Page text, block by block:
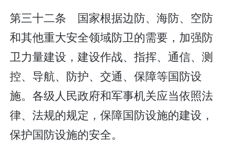
第三十二条 国家根据边防、海防、空防
和其他重大安全领域防卫的需要，加强防
卫力量建设，建设作战、指挥、通信、测
控、导航、防护、交通、保障等国防设
施。各级人民政府和军事机关应当依照法
律、法规的规定，保障国防设施的建设，
保护国防设施的安全。